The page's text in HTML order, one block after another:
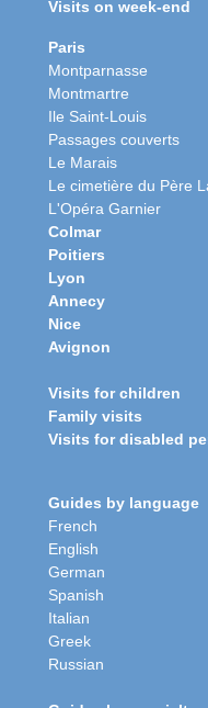
Visits on week-end
Paris
Montparnasse
Montmartre
Ile Saint-Louis
Passages couverts
Le Marais
Le cimetière du Père
L'Opéra Garnier
Colmar
Poitiers
Lyon
Annecy
Nice
Avignon
Visits for children
Family visits
Visits for disabled
Guides by language
French
English
German
Spanish
Italian
Greek
Russian